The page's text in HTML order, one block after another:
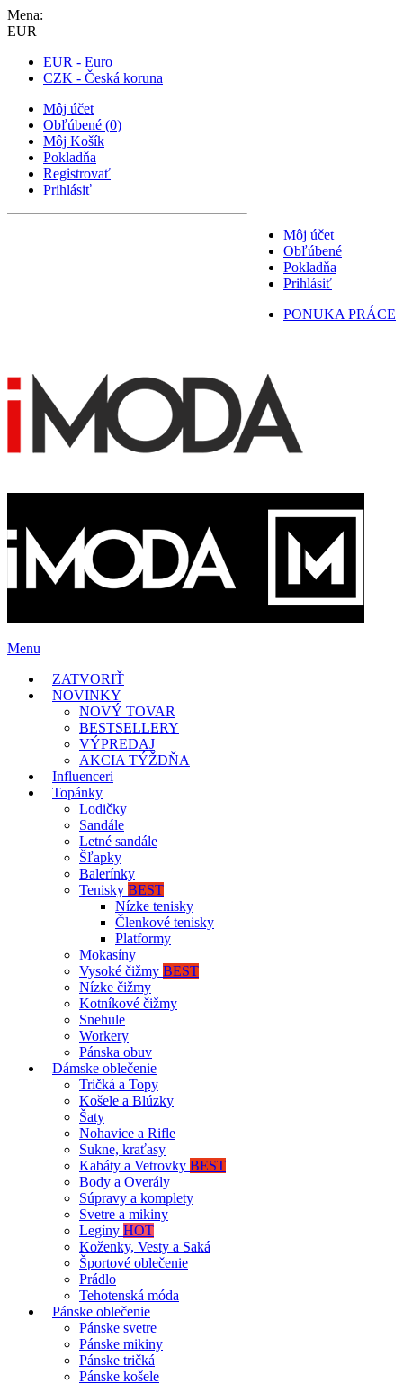
Mena:
EUR
EUR - Euro
CZK - Česká koruna
Môj účet
Obľúbené (0)
Môj Košík
Pokladňa
Registrovať
Prihlásiť
Môj účet
Obľúbené
Pokladňa
Prihlásiť
PONUKA PRÁCE
Menu
ZATVORIŤ
NOVINKY
NOVÝ TOVAR
BESTSELLERY
VÝPREDAJ
AKCIA TÝŽDŇA
Influenceri
Topánky
Lodičky
Sandále
Letné sandále
Šľapky
Balerínky
Tenisky BEST
Nízke tenisky
Členkové tenisky
Platformy
Mokasíny
Vysoké čižmy BEST
Nízke čižmy
Kotníkové čižmy
Snehule
Workery
Pánska obuv
Dámske oblečenie
Tričká a Topy
Košele a Blúzky
Šaty
Nohavice a Rifle
Sukne, kraťasy
Kabáty a Vetrovky BEST
Body a Overály
Súpravy a komplety
Svetre a mikiny
Legíny HOT
Koženky, Vesty a Saká
Športové oblečenie
Prádlo
Tehotenská móda
Pánske oblečenie
Pánske svetre
Pánske mikiny
Pánske tričká
Pánske košele